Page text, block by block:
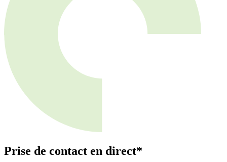
Prise de contact en direct*